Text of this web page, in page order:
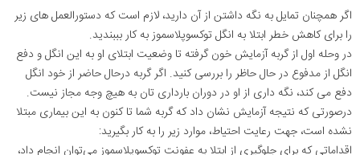
اگر همچنان تمایل به نگه داشتن از آن دارید، لازم است که دستورالعمل های زیر
را برای کاهش خطر ابتلا به انگل توکسوپلاسموز به کار بببندید.
در وحله اول از گربه آزمایش خون گرفته تا وضعیت ابتلای او به این انگل و دفع
انگل از مدفوع در حال حاظر را بررسی کنید. اگر گربه درحال حاضر از خود انگل
دفع می کند، نگه داری از او در دوران بارداری تان به هیچ وجه مجاز نیست.
درصورتی که نتیجه آزمایش نشان داد که گربه شما تا کنون به این بیماری مبتلا
نشده است، جهت رعایت احتیاط، موارد زیر را به کار بگیرید:
اقداماتی که برای جلوگیری از ابتلا به عفونت توکسوپلاسموز می‌توان انجام داد،